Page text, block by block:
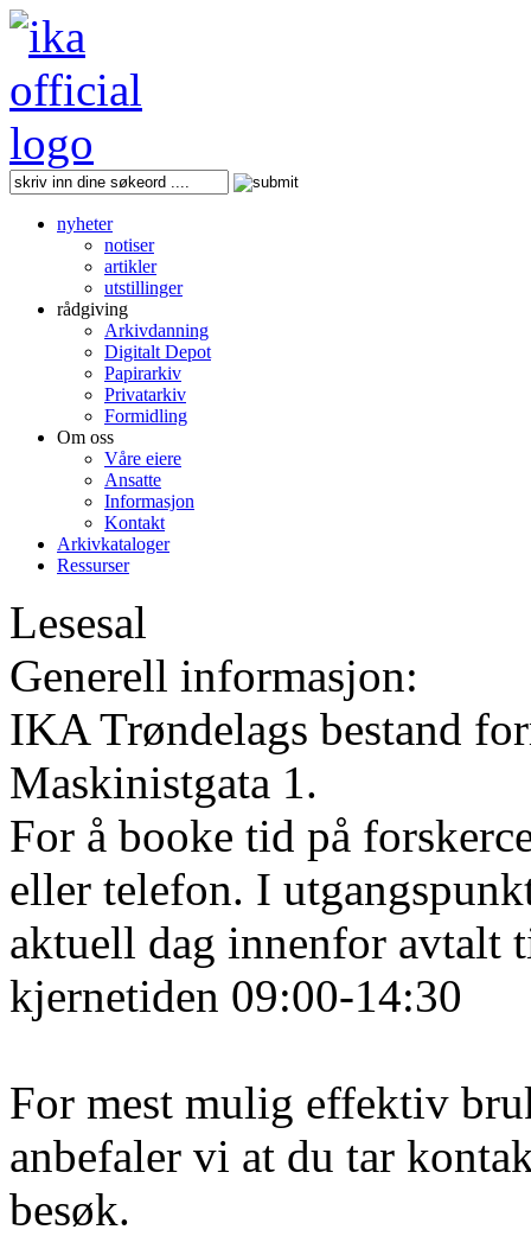
nyheter
notiser
artikler
utstillinger
rådgiving
Arkivdanning
Digitalt Depot
Papirarkiv
Privatarkiv
Formidling
Om oss
Våre eiere
Ansatte
Informasjon
Kontakt
Arkivkataloger
Ressurser
Lesesal
Generell informasjon:
IKA Trøndelags bestand
Maskinistgata 1.
For å booke tid på
eller telefon. I
aktuell dag innenfor avtalt
kjernetiden 09:00-14:30
For mest mulig effektiv
anbefaler vi at du tar
besøk.